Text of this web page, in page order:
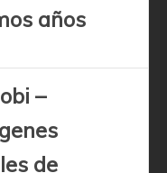
años
–
de